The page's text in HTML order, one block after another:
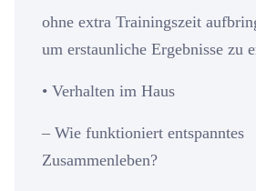
ohne extra Trainingszeit
um erstaunliche Ergebnisse zu
• Verhalten im Haus
– Wie funktioniert entspanntes
Zusammenleben?